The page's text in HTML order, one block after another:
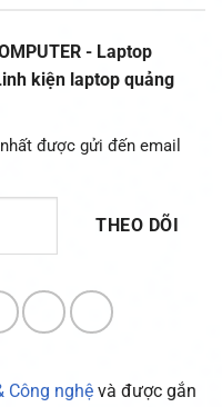
- Laptop
kiện laptop quảng
được gửi đến email
THEO DÕI
Công nghệ và được gắn